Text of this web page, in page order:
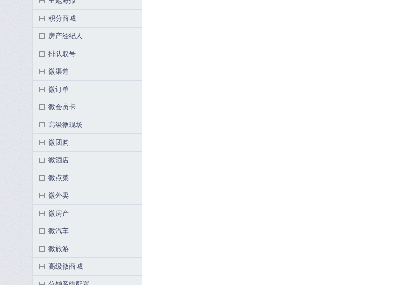
积分商城
房产经纪人
排队取号
微渠道
微订单
微会员卡
高级微现场
微团购
微酒店
微点菜
微外卖
微房产
微汽车
微旅游
高级微商城